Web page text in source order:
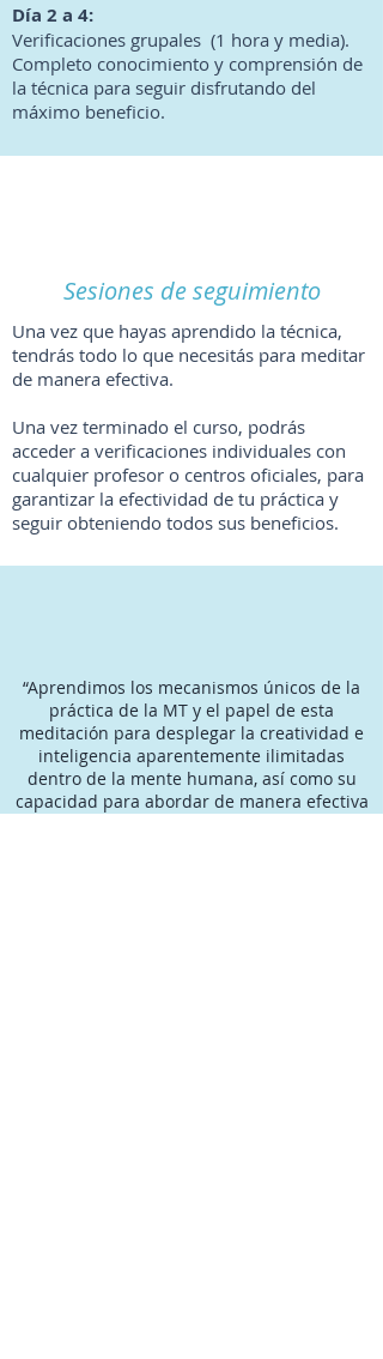
Día 2 a 4:
Verificaciones grupales (1 hora y media).
Completo conocimiento y comprensión de
la técnica para seguir disfrutando del
máximo beneficio.
Sesiones de seguimiento
Una vez que hayas aprendido la técnica,
tendrás todo lo que necesitás para meditar
de manera efectiva.
Una vez terminado el curso, podrás
acceder a verificaciones individuales con
cualquier profesor o centros oficiales, para
garantizar la efectividad de tu práctica y
seguir obteniendo todos sus beneficios.
“Aprendimos los mecanismos únicos de la
práctica de la MT y el papel de esta
meditación para desplegar la creatividad e
inteligencia aparentemente ilimitadas
dentro de la mente humana, así como su
capacidad para abordar de manera efectiva